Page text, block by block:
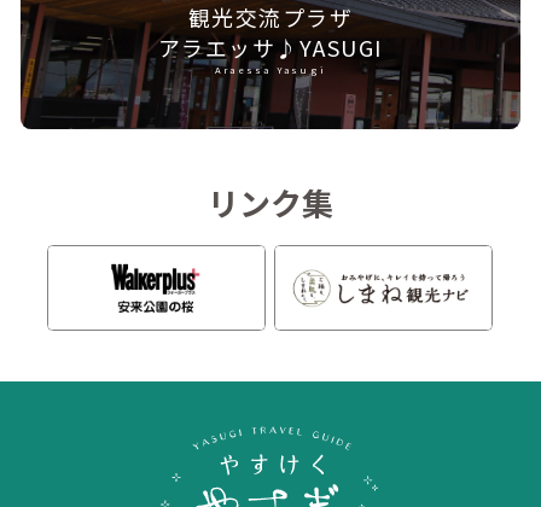
観光交流プラザ
アラエッサ♪YASUGI
Araessa Yasugi
リンク集